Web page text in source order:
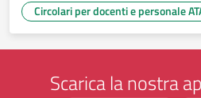
Circolari per docenti e personale
Scarica la nostra